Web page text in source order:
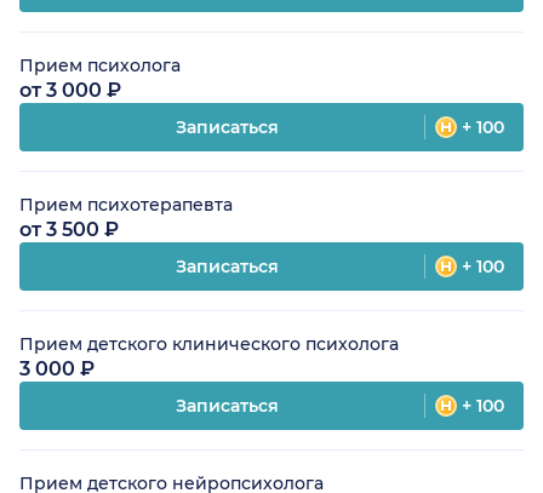
Прием психолога
от 3 000 ₽
Записаться + 100
Прием психотерапевта
от 3 500 ₽
Записаться + 100
Прием детского клинического психолога
3 000 ₽
Записаться + 100
Прием детского нейропсихолога